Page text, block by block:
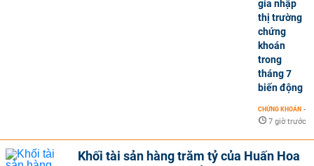
gia nhập
thị trường
chứng
khoán
trong
tháng 7
biến động
CHỨNG KHOÁN -
7 giờ trước
Khối tài sản hàng trăm tỷ của Huấn Hoa